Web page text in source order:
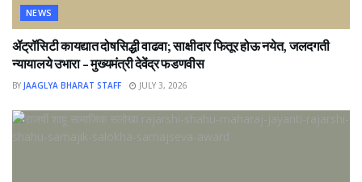
NEWS
ॲट्रॉसिटी कायद्यात दोषसिद्धी वाढवा; साक्षीदार फितूर होऊ नयेत, जलदगती
न्यायालये उभारा – मुख्यमंत्री देवेंद्र फडणवीस
BY JAAGLYA BHARAT STAFF JULY 3, 2026